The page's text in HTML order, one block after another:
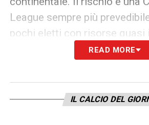
League sempre più
pochi eletti con risorse quasi
READ MORE
IL CALCIO DEL